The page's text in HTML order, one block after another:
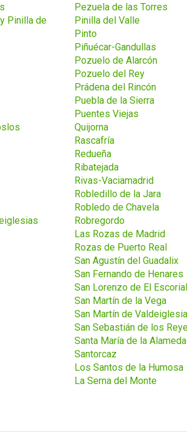
Pinilla de
Pezuela de las Torres
Pinilla del Valle
Pinto
Piñuécar-Gandullas
Pozuelo de Alarcón
Pozuelo del Rey
Prádena del Rincón
Puebla de la Sierra
Puentes Viejas
Quijorna
Rascafría
Redueña
Ribatejada
Rivas-Vaciamadrid
Robledillo de la Jara
Robledo de Chavela
Robregordo
Las Rozas de Madrid
Rozas de Puerto Real
San Agustín del Guadalix
San Fernando de Henares
San Lorenzo de El Escorial
San Martín de la Vega
San Martín de
San Sebastián de los
Santa María de la Alameda
Santorcaz
Los Santos de la Humosa
La Serna del Monte